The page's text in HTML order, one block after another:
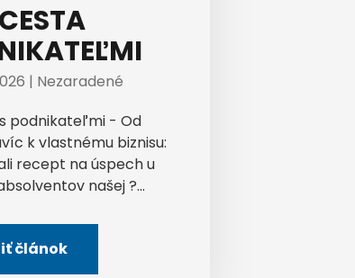
| Nezaradené
podnikateľmi - Od
k vlastnému biznisu:
recept na úspech u
našej ?...
článok